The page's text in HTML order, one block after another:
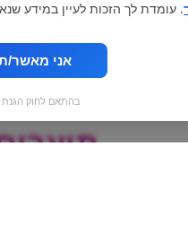
. עומדת לך הזכות לעיין במידע
אני מאשר/
בהתאם לחוק הגנת